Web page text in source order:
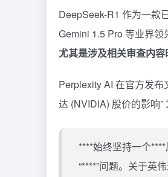
DeepSeek-R1 作为一款
Gemini 1.5 Pro 等业界领
尤其是涉及相关审查内
PerplexityAI 在官方发布
达 (NVIDIA) 股价的影响”
****始终坚持一个
“****”问题。关于英